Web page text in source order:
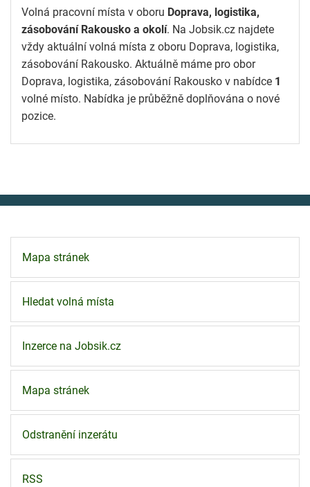
Volná pracovní místa v oboru Doprava, logistika,
zásobování Rakousko a okolí. Na Jobsik.cz najdete
vždy aktuální volná místa z oboru Doprava, logistika,
zásobování Rakousko. Aktuálně máme pro obor
Doprava, logistika, zásobování Rakousko v nabídce 1
volné místo. Nabídka je průběžně doplňována o nové
pozice.
Mapa stránek
Hledat volná místa
Inzerce na Jobsik.cz
Mapa stránek
Odstranění inzerátu
RSS